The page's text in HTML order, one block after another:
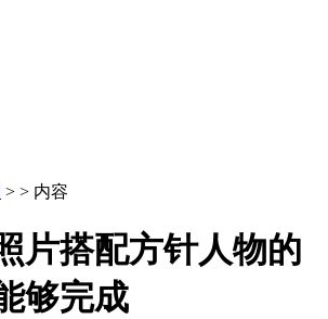
> > 内容
片搭配方针人物的
够完成